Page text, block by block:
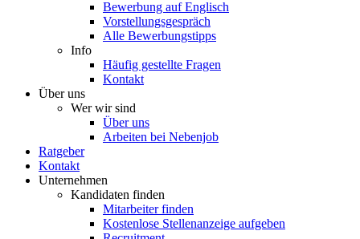
Bewerbung auf Englisch
Vorstellungsgespräch
Alle Bewerbungstipps
Info
Häufig gestellte Fragen
Kontakt
Über uns
Wer wir sind
Über uns
Arbeiten bei Nebenjob
Ratgeber
Kontakt
Unternehmen
Kandidaten finden
Mitarbeiter finden
Kostenlose Stellenanzeige aufgeben